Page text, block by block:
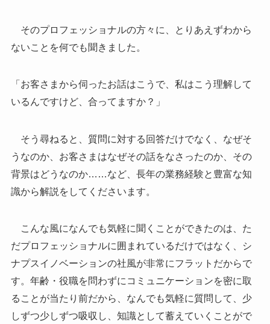
そのプロフェッショナルの方々に、とりあえずわから
ないことを何でも聞きました。
「お客さまから伺ったお話はこうで、私はこう理解して
いるんですけど、合ってますか？」
そう尋ねると、質問に対する回答だけでなく、なぜそ
うなのか、お客さまはなぜその話をなさったのか、その
背景はどうなのか……など、長年の業務経験と豊富な知
識から解説をしてくださいます。
こんな風になんでも気軽に聞くことができたのは、た
だプロフェッショナルに囲まれているだけではなく、シ
ナプスイノベーションの社風が非常にフラットだからで
す。年齢・役職を問わずにコミュニケーションを密に取
ることが当たり前だから、なんでも気軽に質問して、少
しずつ少しずつ吸収し、知識として蓄えていくことがで